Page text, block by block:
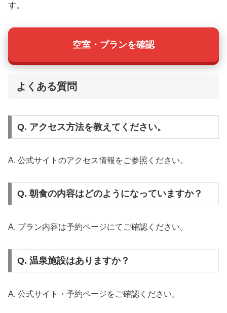
す。
空室・プランを確認
よくある質問
Q. アクセス方法を教えてください。
A. 公式サイトのアクセス情報をご参照ください。
Q. 朝食の内容はどのようになっていますか？
A. プラン内容は予約ページにてご確認ください。
Q. 温泉施設はありますか？
A. 公式サイト・予約ページをご確認ください。